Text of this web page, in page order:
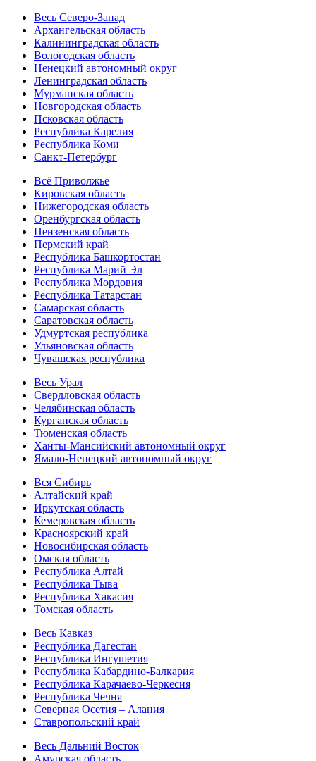
Весь Северо-Запад
Архангельская область
Калининградская область
Вологодская область
Ненецкий автономный округ
Ленинградская область
Мурманская область
Новгородская область
Псковская область
Республика Карелия
Республика Коми
Санкт-Петербург
Всё Приволжье
Кировская область
Нижегородская область
Оренбургская область
Пензенская область
Пермский край
Республика Башкортостан
Республика Марий Эл
Республика Мордовия
Республика Татарстан
Самарская область
Саратовская область
Удмуртская республика
Ульяновская область
Чувашская республика
Весь Урал
Свердловская область
Челябинская область
Курганская область
Тюменская область
Ханты-Мансийский автономный округ
Ямало-Ненецкий автономный округ
Вся Сибирь
Алтайский край
Иркутская область
Кемеровская область
Красноярский край
Новосибирская область
Омская область
Республика Алтай
Республика Тыва
Республика Хакасия
Томская область
Весь Кавказ
Республика Дагестан
Республика Ингушетия
Республика Кабардино-Балкария
Республика Карачаево-Черкесия
Республика Чечня
Северная Осетия – Алания
Ставропольский край
Весь Дальний Восток
Амурская область